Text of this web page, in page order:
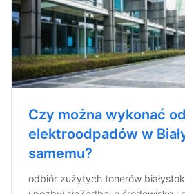
Czy można wykonać
elektroodpadów w
samemu?
odbiór zużytych tonerów